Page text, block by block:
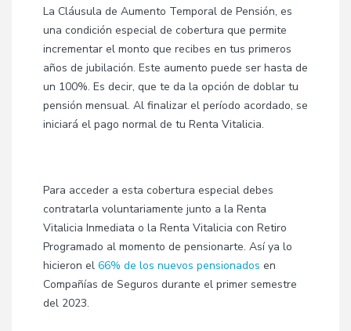
La Cláusula de Aumento Temporal de Pensión, es
una condición especial de cobertura que permite
incrementar el monto que recibes en tus primeros
años de jubilación. Este aumento puede ser hasta de
un 100%. Es decir, que te da la opción de doblar tu
pensión mensual. Al finalizar el período acordado, se
iniciará el pago normal de tu Renta Vitalicia.
Para acceder a esta cobertura especial debes
contratarla voluntariamente junto a la Renta
Vitalicia Inmediata o la Renta Vitalicia con Retiro
Programado al momento de pensionarte. Así ya lo
hicieron el 66% de los nuevos pensionados en
Compañías de Seguros durante el primer semestre
del 2023.